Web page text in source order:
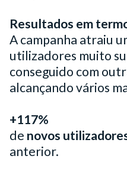
Resultados em
A campanha atraiu
utilizadores muito
conseguido com
alcançando vários
+117%
de novos
anterior.